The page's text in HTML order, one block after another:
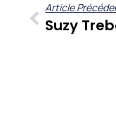
Article